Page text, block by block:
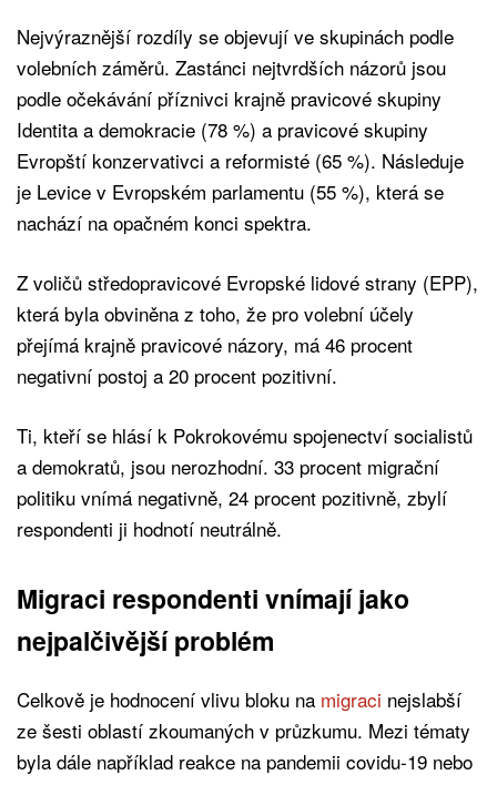
Nejvýraznější rozdíly se objevují ve skupinách podle
volebních záměrů. Zastánci nejtvrdších názorů jsou
podle očekávání příznivci krajně pravicové skupiny
Identita a demokracie (78 %) a pravicové skupiny
Evropští konzervativci a reformisté (65 %). Následuje
je Levice v Evropském parlamentu (55 %), která se
nachází na opačném konci spektra.
Z voličů středopravicové Evropské lidové strany (EPP),
která byla obviněna z toho, že pro volební účely
přejímá krajně pravicové názory, má 46 procent
negativní postoj a 20 procent pozitivní.
Ti, kteří se hlásí k Pokrokovému spojenectví socialistů
a demokratů, jsou nerozhodní. 33 procent migrační
politiku vnímá negativně, 24 procent pozitivně, zbylí
respondenti ji hodnotí neutrálně.
Migraci respondenti vnímají jako
nejpalčivější problém
Celkově je hodnocení vlivu bloku na migraci nejslabší
ze šesti oblastí zkoumaných v průzkumu. Mezi tématy
byla dále například reakce na pandemii covidu-19 nebo